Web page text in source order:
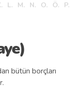
L. M. N. O. Ö.
P.
bütün borçları